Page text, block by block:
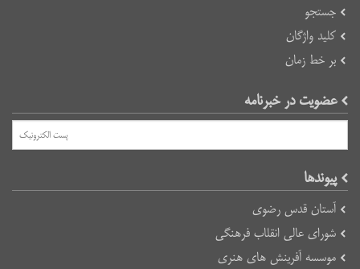
جستجو
کلید واژگان
بر خط زمان
عضویت در خبرنامه
پیوند‌ها
آستان قدس رضوی
شورای عالی انقلاب فرهنگی
موسسه آفرینش های هنری